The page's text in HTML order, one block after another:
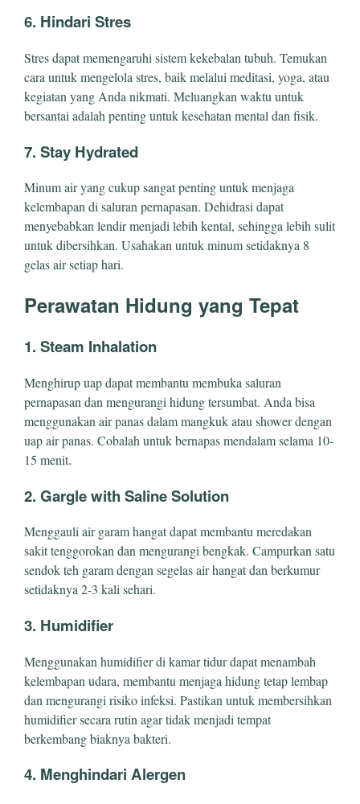
6. Hindari Stres
Stres dapat memengaruhi sistem kekebalan tubuh. Temukan
cara untuk mengelola stres, baik melalui meditasi, yoga, atau
kegiatan yang Anda nikmati. Meluangkan waktu untuk
bersantai adalah penting untuk kesehatan mental dan fisik.
7. Stay Hydrated
Minum air yang cukup sangat penting untuk menjaga
kelembapan di saluran pernapasan. Dehidrasi dapat
menyebabkan lendir menjadi lebih kental, sehingga lebih sulit
untuk dibersihkan. Usahakan untuk minum setidaknya 8
gelas air setiap hari.
Perawatan Hidung yang Tepat
1. Steam Inhalation
Menghirup uap dapat membantu membuka saluran
pernapasan dan mengurangi hidung tersumbat. Anda bisa
menggunakan air panas dalam mangkuk atau shower dengan
uap air panas. Cobalah untuk bernapas mendalam selama 10-
15 menit.
2. Gargle with Saline Solution
Menggauli air garam hangat dapat membantu meredakan
sakit tenggorokan dan mengurangi bengkak. Campurkan satu
sendok teh garam dengan segelas air hangat dan berkumur
setidaknya 2-3 kali sehari.
3. Humidifier
Menggunakan humidifier di kamar tidur dapat menambah
kelembapan udara, membantu menjaga hidung tetap lembap
dan mengurangi risiko infeksi. Pastikan untuk membersihkan
humidifier secara rutin agar tidak menjadi tempat
berkembang biaknya bakteri.
4. Menghindari Alergen